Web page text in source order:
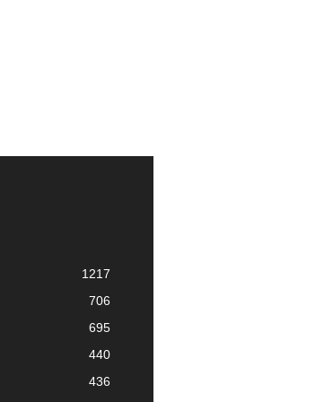
1217
706
695
440
436